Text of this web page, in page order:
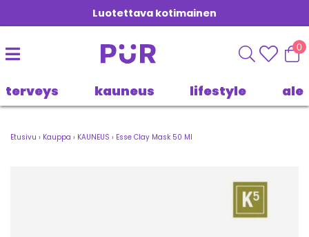
Luotettava kotimainen
0
terveys kauneus lifestyle ale
Etusivu › Kauppa › KAUNEUS › Esse Clay Mask 50 Ml